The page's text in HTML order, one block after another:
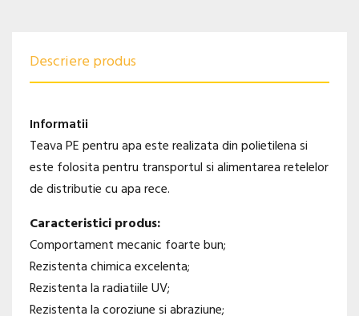
Descriere produs
Informatii
Teava PE pentru apa este realizata din polietilena si
este folosita pentru transportul si alimentarea retelelor
de distributie cu apa rece.
Caracteristici produs:
Comportament mecanic foarte bun;
Rezistenta chimica excelenta;
Rezistenta la radiatiile UV;
Rezistenta la coroziune si abraziune;